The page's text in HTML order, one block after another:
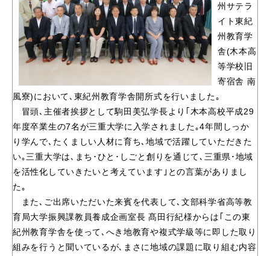
州サテラ
イト東紀
州教育学
舎(木本高
等学校旧
寄宿舎 南
風寮)において､東紀州教育学舎開所式を行いました｡
冒頭､主催者挨拶として駒田美弘学長より｢木本高校平成29
年度卒業生の7名が三重大学に入学されました｡4年間しっか
り学んで､たくましい人材に育ち､地域で活躍していただきた
い｡三重大学は､まち･ひと･しごと創りを通じて､三重県･地域
を活性化していきたいと考えています｣との言葉がありまし
た｡
また､ご出席いただいた来賓を代表して､文部科学省高等教
育局大学振興課教員養成企画室長 髙田行紀様からは｢この東
紀州教育学舎を使って､へき地教育や複式学級等に即した取り
組みを行うと聞いているが､まさに地域の課題に取り組む内容